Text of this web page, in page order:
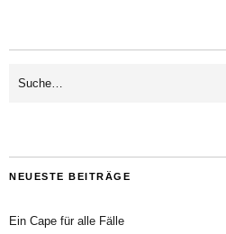
NEUESTE BEITRÄGE
Ein Cape für alle Fälle